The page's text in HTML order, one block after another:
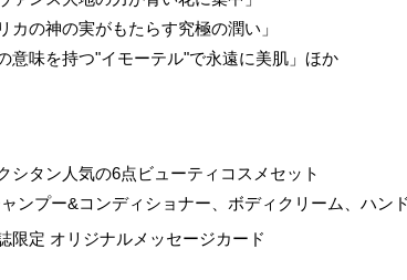
カの神の実がもたらす究極の潤い」
意味を持つ"イモーテル"で永遠に美肌」ほか
シタン人気の6点ビューティコスメセット
ンプー&コンディショナー、ボディクリーム、ハン
限定 オリジナルメッセージカード